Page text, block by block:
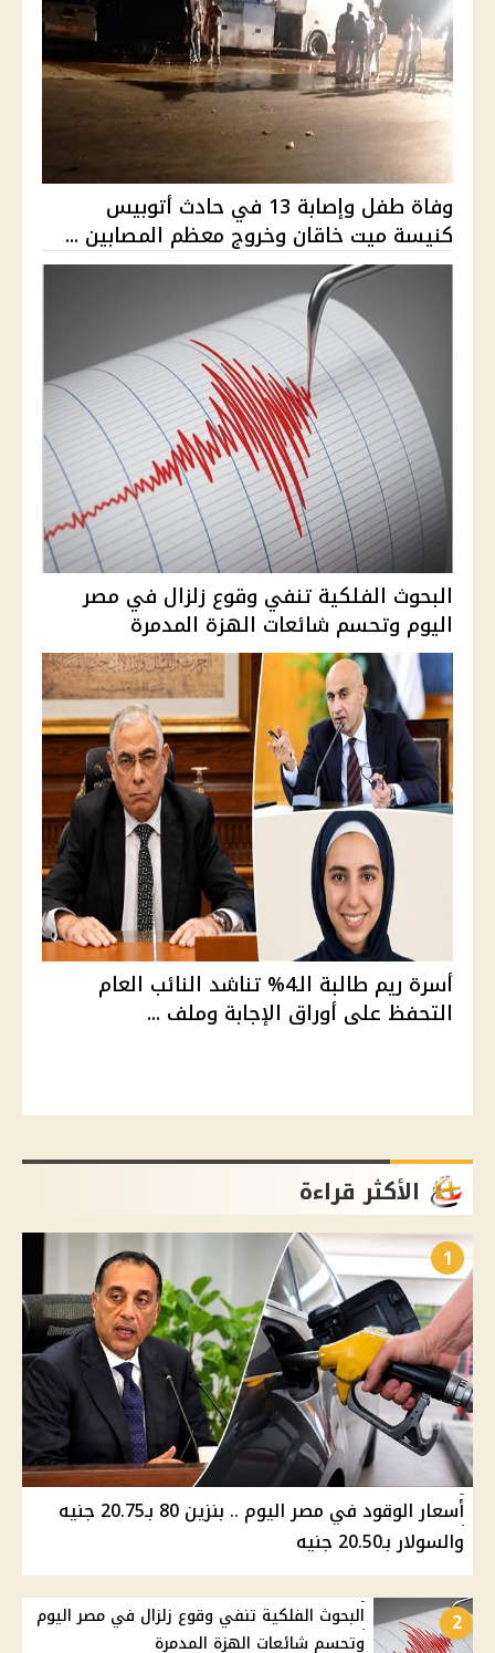
وفاة طفل وإصابة 13 في حادث أتوبيس
كنيسة ميت خاقان وخروج معظم المصابين ...
البحوث الفلكية تنفي وقوع زلزال في مصر
اليوم وتحسم شائعات الهزة المدمرة
أسرة ريم طالبة الـ4% تناشد النائب العام
التحفظ على أوراق الإجابة وملف ...
الأكثر قراءة
1
أسعار الوقود في مصر اليوم .. بنزين 80 بـ20.75 جنيه
والسولار بـ20.50 جنيه
2
البحوث الفلكية تنفي وقوع زلزال في مصر اليوم
وتحسم شائعات الهزة المدمرة